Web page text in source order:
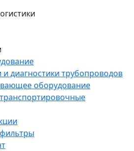
диагностики трубопроводов
оборудование